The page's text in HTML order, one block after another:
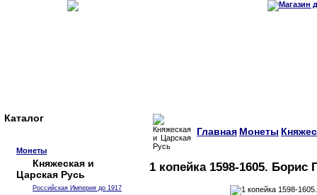
Каталог
Монеты
Княжеская и
Царская Русь
Российская Империя до 1917
Главная Монеты
1 копейка 1598-1605. Борис